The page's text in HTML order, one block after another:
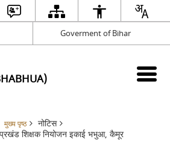
Goverment of Bihar
मुख्य पृष्ठ
नोटिस
शिक्षक नियोजन इकाई भभुआ, कैमूर